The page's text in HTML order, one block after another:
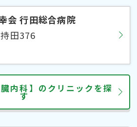
会 行田総合病院
田376
臓内科】のクリニックを探
す